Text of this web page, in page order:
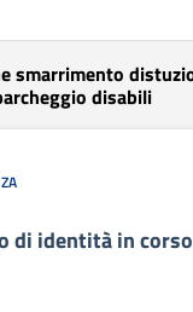
smarrimento
disabili
di identità in